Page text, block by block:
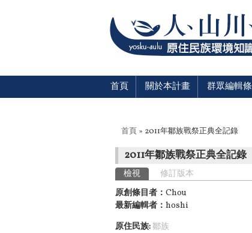
首頁 關於本計畫 群眾編輯
您在這裡
首頁 » 2011年鄒族戰祭正典全記錄
2011年鄒族戰祭正典全記錄
主要索引標籤
檢視 (作用中頁籤)
修訂版本
原創條目者： Chou
最新編輯者： hoshi
原住民族:鄒族